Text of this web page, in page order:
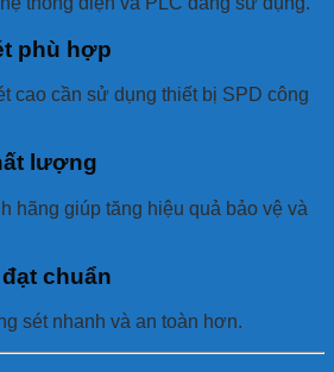
phù hợp
cao cần sử dụng thiết bị SPD công
lượng
hãng giúp tăng hiệu quả bảo vệ và
chuẩn
sét nhanh và an toàn hơn.